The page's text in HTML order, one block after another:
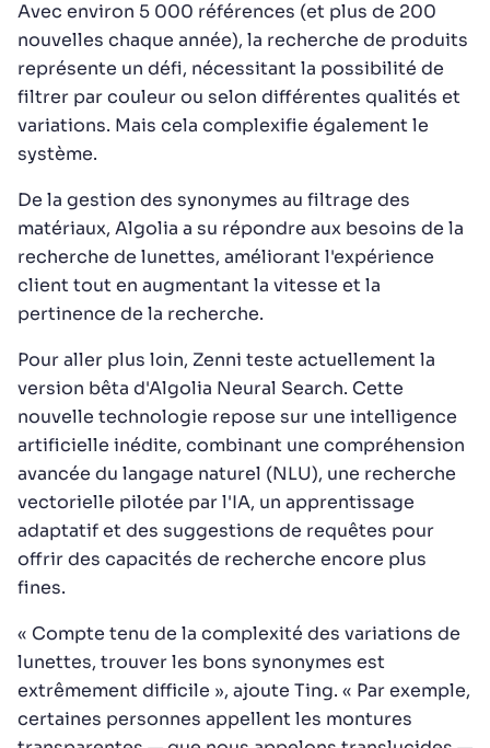
Avec environ 5 000 références (et plus de 200
nouvelles chaque année), la recherche de produits
représente un défi, nécessitant la possibilité de
filtrer par couleur ou selon différentes qualités et
variations. Mais cela complexifie également le
système.
De la gestion des synonymes au filtrage des
matériaux, Algolia a su répondre aux besoins de la
recherche de lunettes, améliorant l'expérience
client tout en augmentant la vitesse et la
pertinence de la recherche.
Pour aller plus loin, Zenni teste actuellement la
version bêta d'Algolia Neural Search. Cette
nouvelle technologie repose sur une intelligence
artificielle inédite, combinant une compréhension
avancée du langage naturel (NLU), une recherche
vectorielle pilotée par l'IA, un apprentissage
adaptatif et des suggestions de requêtes pour
offrir des capacités de recherche encore plus
fines.
« Compte tenu de la complexité des variations de
lunettes, trouver les bons synonymes est
extrêmement difficile », ajoute Ting. « Par exemple,
certaines personnes appellent les montures